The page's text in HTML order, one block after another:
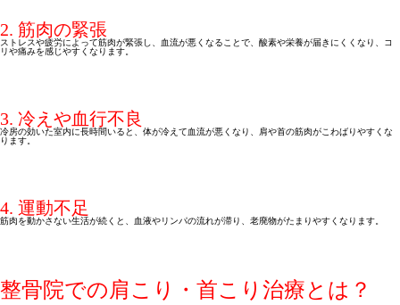
2. 筋肉の緊張
ストレスや疲労によって筋肉が緊張し、血流が悪くなることで、酸素や栄養が届きにくくなり、コ
リや痛みを感じやすくなります。
3. 冷えや血行不良
冷房の効いた室内に長時間いると、体が冷えて血流が悪くなり、肩や首の筋肉がこわばりやすくな
ります。
4. 運動不足
筋肉を動かさない生活が続くと、血液やリンパの流れが滞り、老廃物がたまりやすくなります。
整骨院での肩こり・首こり治療とは？